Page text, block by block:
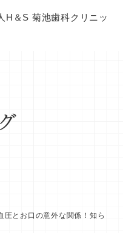
圧とお口の意外な関係！知ら